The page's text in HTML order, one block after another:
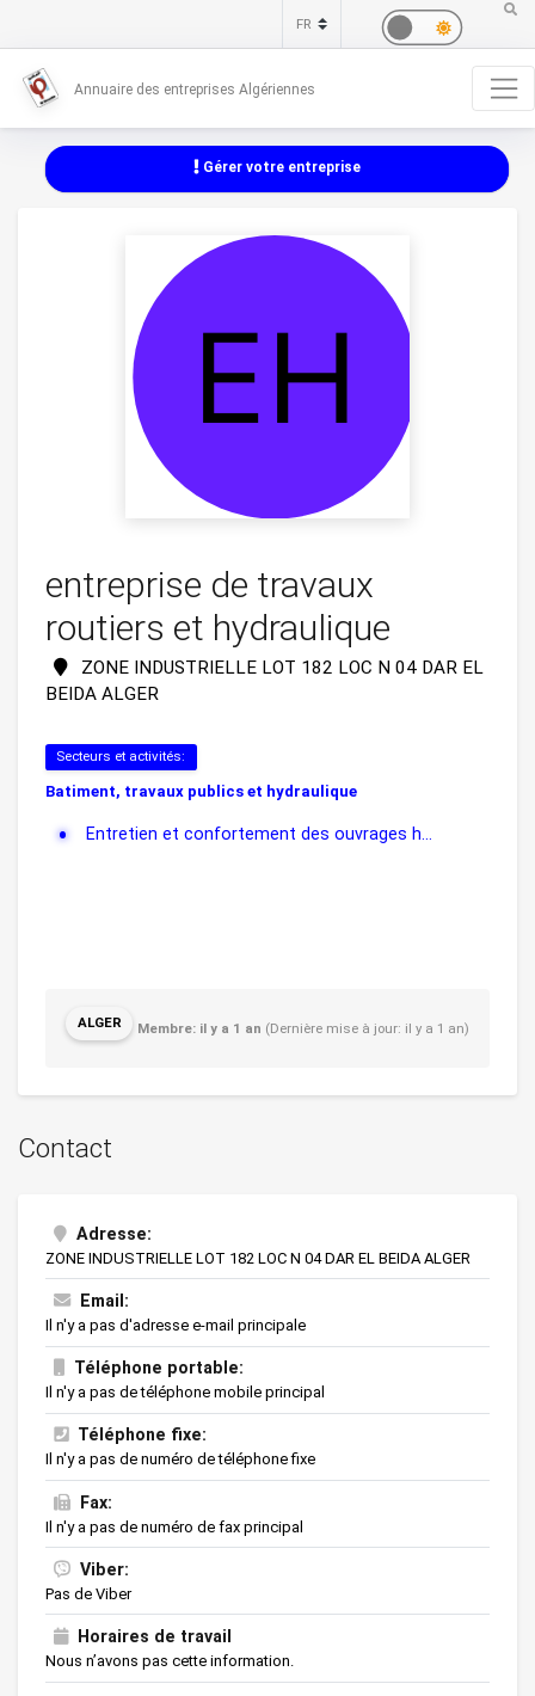
Annuaire des entreprises Algériennes
Gérer votre entreprise
entreprise de travaux
routiers et hydraulique
ZONE INDUSTRIELLE LOT 182 LOC N 04 DAR EL
BEIDA ALGER
Secteurs et activités:
Batiment, travaux publics et hydraulique
Entretien et confortement des ouvrages h...
ALGER Membre: il y a 1 an (Dernière mise à jour: il y a 1 an)
Contact
Adresse:
ZONE INDUSTRIELLE LOT 182 LOC N 04 DAR EL BEIDA ALGER
Email:
Il n'y a pas d'adresse e-mail principale
Téléphone portable:
Il n'y a pas de téléphone mobile principal
Téléphone fixe:
Il n'y a pas de numéro de téléphone fixe
Fax:
Il n'y a pas de numéro de fax principal
Viber:
Pas de Viber
Horaires de travail
Nous n’avons pas cette information.